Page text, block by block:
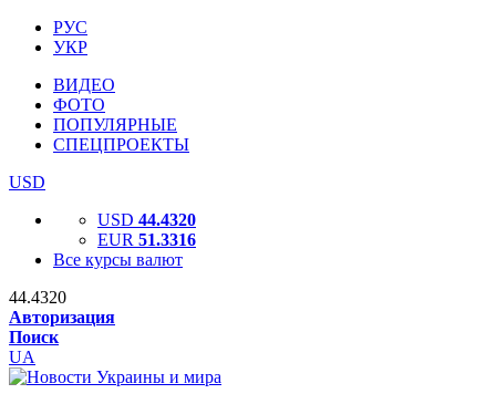
РУС
УКР
ВИДЕО
ФОТО
ПОПУЛЯРНЫЕ
СПЕЦПРОЕКТЫ
USD
USD 44.4320
EUR 51.3316
Все курсы валют
44.4320
Авторизация
Поиск
UA